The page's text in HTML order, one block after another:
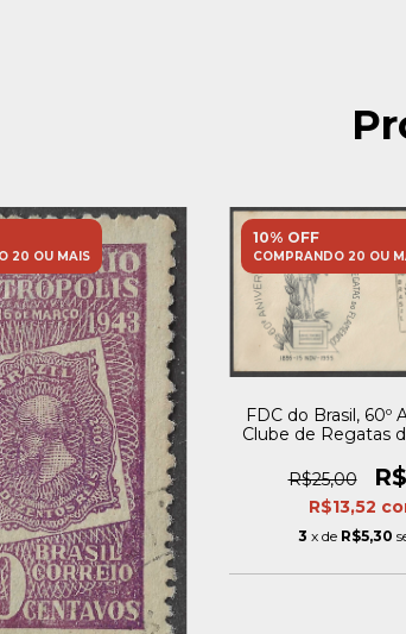
20 OU MAIS
10% OFF
COMPRANDO 20 OU
FDC do Brasil, 60º
Clube de Regatas
R$25,00
R$13,52
3 x de R$5,30